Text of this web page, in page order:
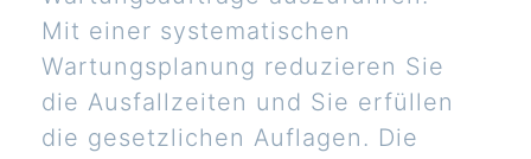
Mit einer systematischen
Wartungsplanung reduzieren Sie
die Ausfallzeiten und Sie erfüllen
die gesetzlichen Auflagen. Die